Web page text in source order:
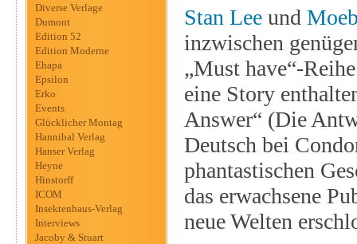
Diverse Verlage
Dumont
Edition 52
Edition Moderne
Ehapa
Epsilon
Erko
Events
Glücklicher Montag
Hannibal Verlag
Hanser Verlag
Heyne
Hinstorff
ICOM
Insektenhaus-Verlag
Interviews
Jacoby & Stuart
Stan Lee und
inzwischen
„Must have“-
eine Story
Answer“ (Die
Deutsch bei
phantastischen
das erwachsene
neue Welten